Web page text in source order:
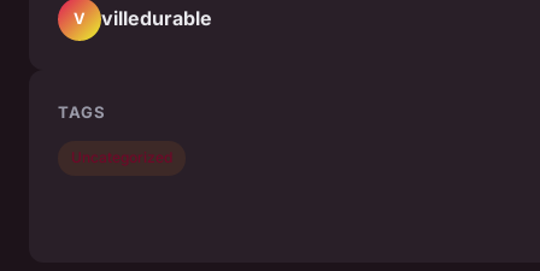
V villedurable
TAGS
Uncategorized